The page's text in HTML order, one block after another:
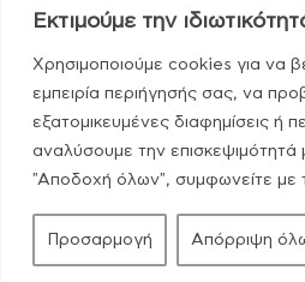
Εκτιμούμε την
Χρησιμοποιούμε cookies για να
εμπειρία περιήγησής σας, να
εξατομικευμένες διαφημίσεις ή
αναλύσουμε την επισκεψιμότητά
"Αποδοχή όλων", συμφωνείτε με
Προσαρμογή Απόρριψη
© MonoBio.gr 2020-